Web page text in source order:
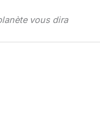
vous dira